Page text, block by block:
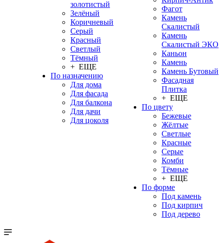
золотистый
Зелёный
Коричневый
Серый
Красный
Светлый
Тёмный
+ ЕЩЕ
По назначению
Для дома
Для фасада
Для балкона
Для дачи
Для цоколя
Фагот
Камень
Скалистый
Камень
Скалистый ЭКО
Каньон
Камень
Камень Бутовый
Фасадная
Плитка
+ ЕЩЕ
По цвету
Бежевые
Жёлтые
Светлые
Красные
Серые
Комби
Тёмные
+ ЕЩЕ
По форме
Под камень
Под кирпич
Под дерево